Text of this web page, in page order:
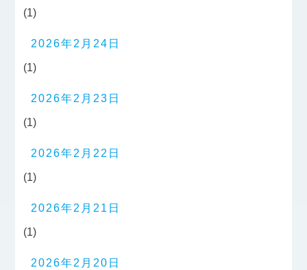
(1)
2026年2月24日
(1)
2026年2月23日
(1)
2026年2月22日
(1)
2026年2月21日
(1)
2026年2月20日